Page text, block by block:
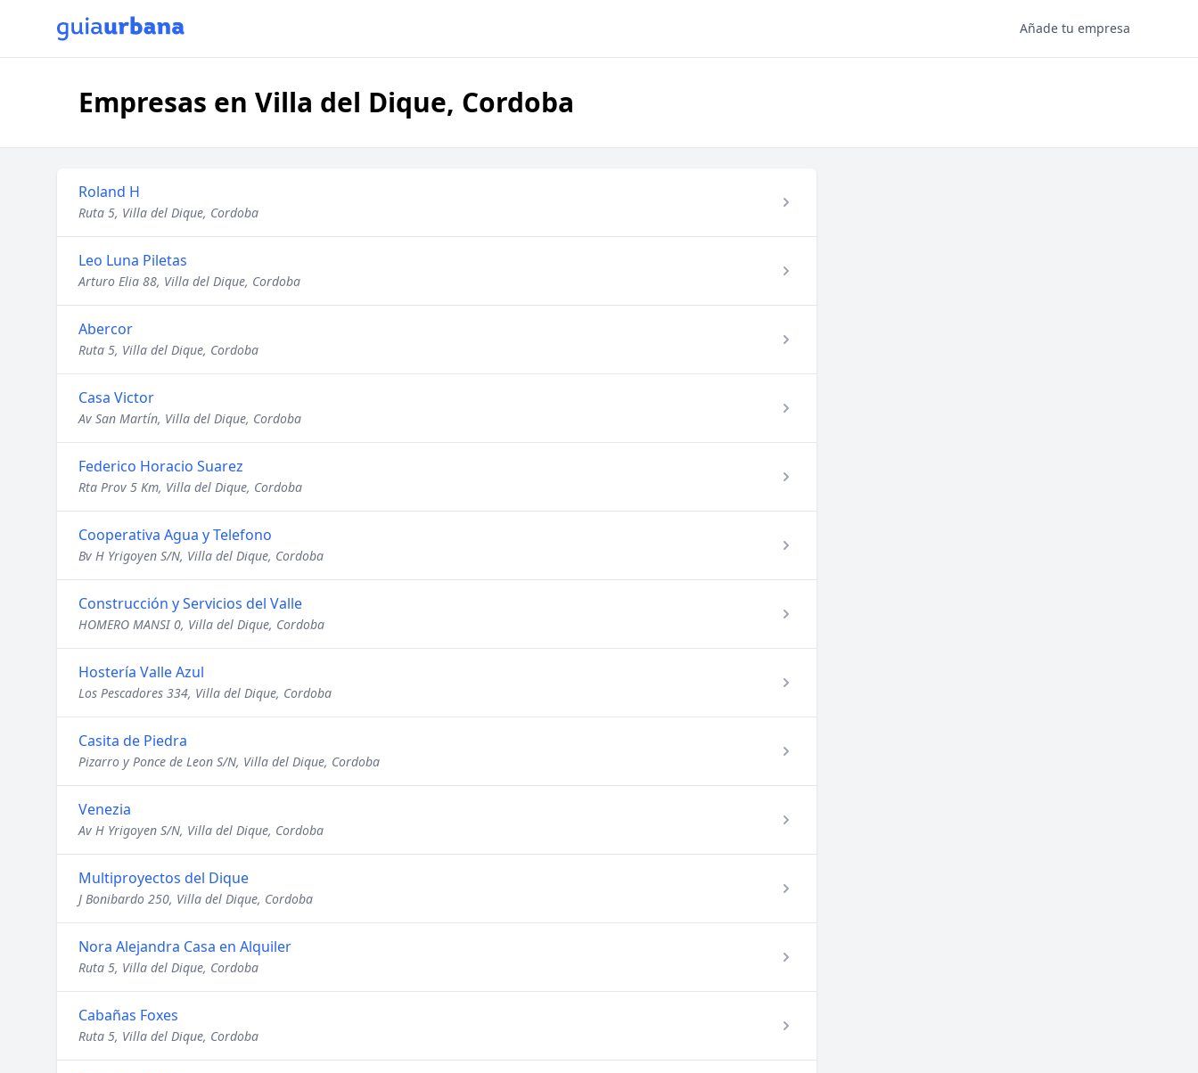
Añade tu empresa
Empresas en Villa del Dique, Cordoba
Roland H
Ruta 5, Villa del Dique, Cordoba
Leo Luna Piletas
Arturo Elia 88, Villa del Dique, Cordoba
Abercor
Ruta 5, Villa del Dique, Cordoba
Casa Victor
Av San Martín, Villa del Dique, Cordoba
Federico Horacio Suarez
Rta Prov 5 Km, Villa del Dique, Cordoba
Cooperativa Agua y Telefono
Bv H Yrigoyen S/N, Villa del Dique, Cordoba
Construcción y Servicios del Valle
HOMERO MANSI 0, Villa del Dique, Cordoba
Hostería Valle Azul
Los Pescadores 334, Villa del Dique, Cordoba
Casita de Piedra
Pizarro y Ponce de Leon S/N, Villa del Dique, Cordoba
Venezia
Av H Yrigoyen S/N, Villa del Dique, Cordoba
Multiproyectos del Dique
J Bonibardo 250, Villa del Dique, Cordoba
Nora Alejandra Casa en Alquiler
Ruta 5, Villa del Dique, Cordoba
Cabañas Foxes
Ruta 5, Villa del Dique, Cordoba